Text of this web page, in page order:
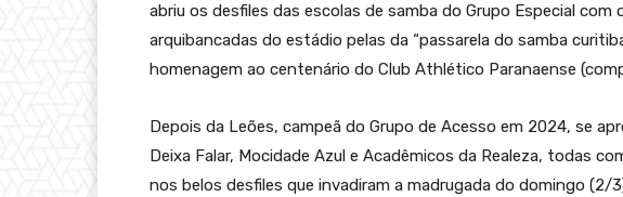
abriu os desfiles das escolas de samba do Grupo Especial
arquibancadas do estádio pelas da “passarela do samba
homenagem ao centenário do Club Athlético Paranaense
Depois da Leões, campeã do Grupo de Acesso em 2024, se
Deixa Falar, Mocidade Azul e Acadêmicos da Realeza, todas
nos belos desfiles que invadiram a madrugada do domingo (2/